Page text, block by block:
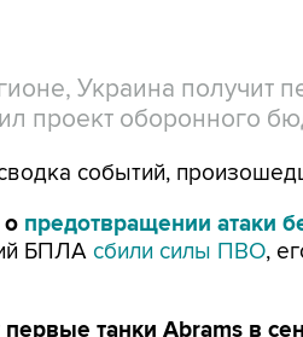
Украина получит
проект оборонного
событий,
предотвращении атаки
БПЛА сбили силы ПВО,
танки Abrams в